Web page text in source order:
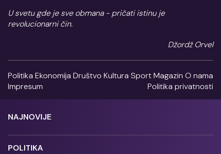
U svetu gde je sve obmana - pričati istinu je
revolucionarni čin.
Džordž Orvel
Politika Ekonomija Društvo Kultura SportMagazin O nama
Impresum
Politika privatnosti
NAJNOVIJE
POLITIKA